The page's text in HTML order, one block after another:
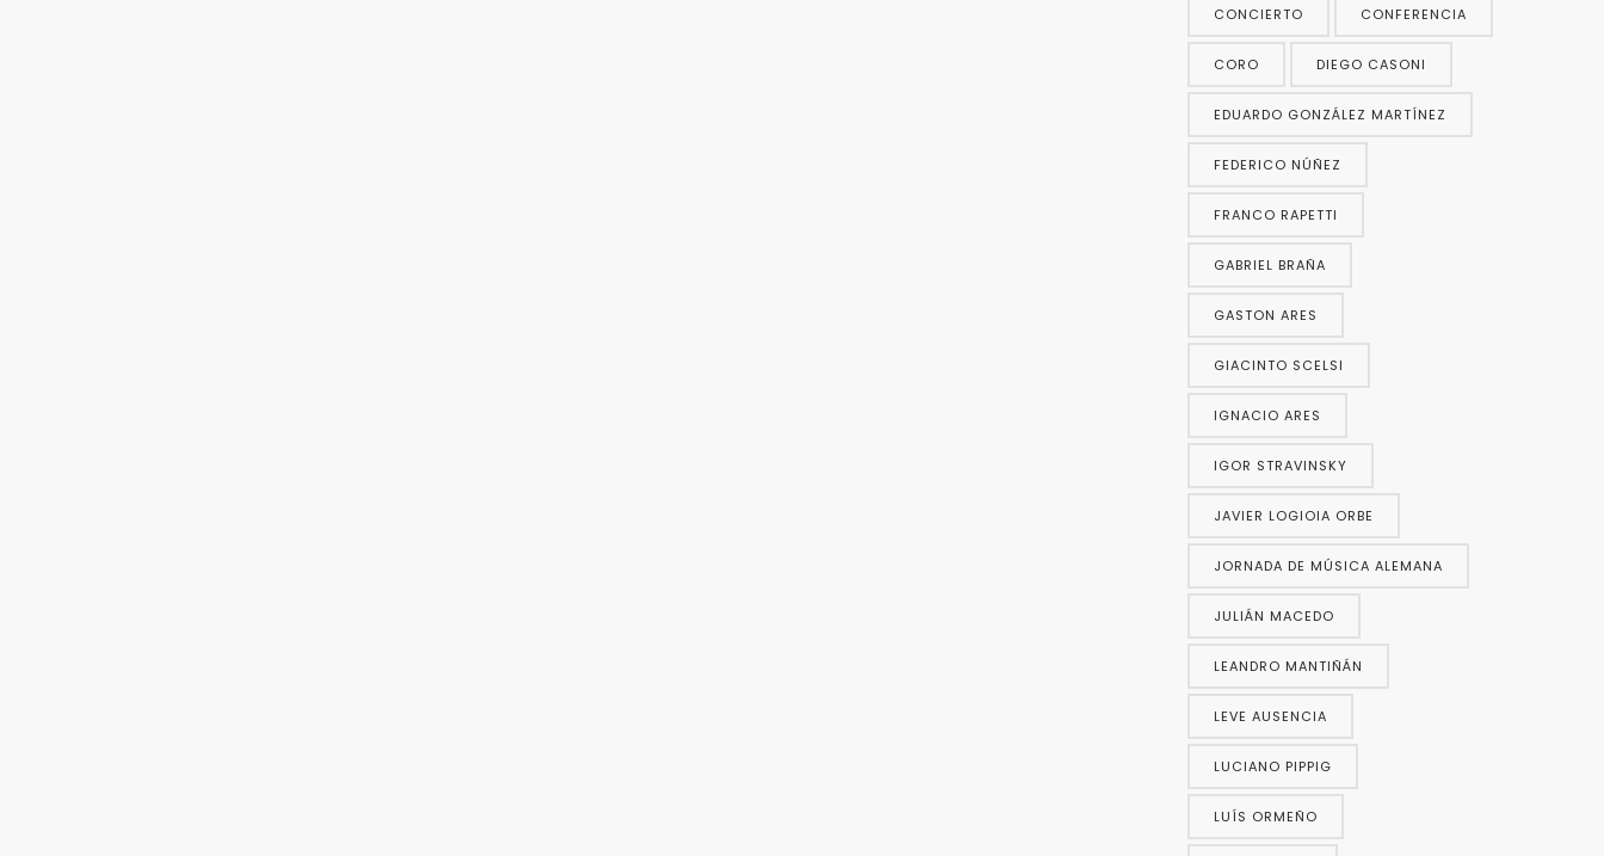
CONCIERTO CONFERENCIA
CORO DIEGO CASONI
EDUARDO GONZÁLEZ MARTÍNEZ
FEDERICO NÚÑEZ
FRANCO RAPETTI
GABRIEL BRAÑA
GASTON ARES
GIACINTO SCELSI
IGNACIO ARES
IGOR STRAVINSKY
JAVIER LOGIOIA ORBE
JORNADA DE MÚSICA ALEMANA
JULIÁN MACEDO
LEANDRO MANTIÑÁN
LEVE AUSENCIA
LUCIANO PIPPIG
LUÍS ORMEÑO